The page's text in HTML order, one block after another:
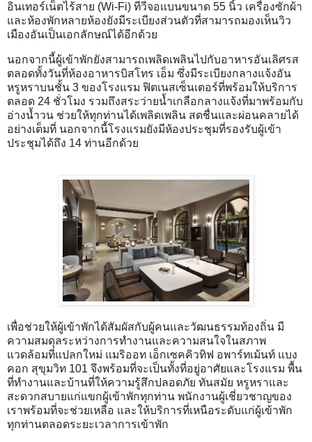
อินเทอร์เน็ตไร้สาย (Wi-Fi) ทีวีจอแบนขนาด 55 นิ้ว เครื่องซักผ้า
และห้องพักหลายห้องยังมีระเบียงส่วนตัวที่สามารถมองเห็นวิว
เมืองอันเป็นเอกลักษณ์ได้อีกด้วย
นอกจากนี้ผู้เข้าพักยังสามารถเพลิดเพลินไปกับอาหารอันเลิศรส
ตลอดทั้งวันที่ห้องอาหารบิสโทร เอ็ม ซึ่งมีระเบียงกลางแจ้งอัน
หรูหราบนชั้น 3 ของโรงแรม ฟิตเนสเซ็นเตอร์ที่พร้อมให้บริการ
ตลอด 24 ชั่วโมง รวมถึงสระว่ายน้ำเกลือกลางแจ้งที่มาพร้อมกับ
อ่างน้ำวน ช่วยให้ทุกท่านได้เพลิดเพลิน สดชื่นและผ่อนคลายได้
อย่างเต็มที่ นอกจากนี้โรงแรมยังมีห้องประชุมที่รองรับผู้เข้า
ประชุมได้ถึง 14 ท่านอีกด้วย
เพื่อช่วยให้ผู้เข้าพักได้สัมผัสกับผู้คนและวัฒนธรรมท้องถิ่น มี
ความสมดุลระหว่างการทำงานและความสนใจในสภาพ
แวดล้อมที่แปลกใหม่ แมริออท เอ็กเซคคิวทิฟ อพาร์ทเม้นท์ แบง
คอก สุขุมวิท 101 จึงพร้อมที่จะเป็นทั้งที่อยู่อาศัยและโรงแรม พื้น
ที่ทํางานและบ้านที่ให้ความรู้สึกปลอดภัย ทันสมัย หรูหราและ
สะดวกสบายแก่แขกผู้เข้าพักทุกท่าน พนักงานผู้เชี่ยวชาญของ
เราพร้อมที่จะช่วยเหลือ และให้บริการที่เหนือระดับแก่ผู้เข้าพัก
ทุกท่านตลอดระยะเวลาการเข้าพัก